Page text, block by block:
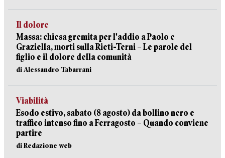
Il dolore
Massa: chiesa gremita per l'addio a Paolo e
Graziella, morti sulla Rieti-Terni – Le parole del
figlio e il dolore della comunità
di Alessandro Tabarrani
Viabilità
Esodo estivo, sabato (8 agosto) da bollino nero e
traffico intenso fino a Ferragosto – Quando conviene
partire
di Redazione web